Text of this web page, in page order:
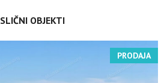
SLIČNI OBJEKTI
PRODAJA